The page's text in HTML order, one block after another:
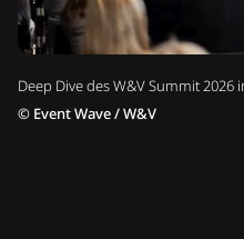
Deep Dive des W&V Summit
© Event Wave / W&V